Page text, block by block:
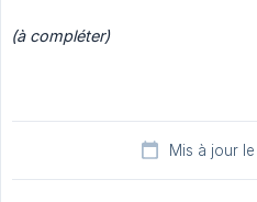
(à compléter)
Mis à jour